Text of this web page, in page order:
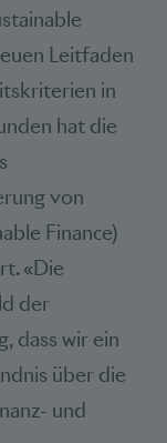
Leitfaden
in
hat die
von
Finance)
«Die
der
dass wir ein
über die
und